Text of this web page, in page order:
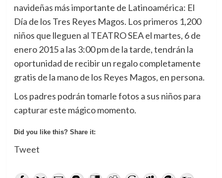
navideñas más importante de Latinoamérica: El
Día de los Tres Reyes Magos. Los primeros 1,200
niños que lleguen al TEATRO SEA el martes, 6 de
enero 2015 a las 3:00 pm de la tarde, tendrán la
oportunidad de recibir un regalo completamente
gratis de la mano de los Reyes Magos, en persona.
Los padres podrán tomarle fotos a sus niños para
capturar este mágico momento.
Did you like this? Share it:
Tweet